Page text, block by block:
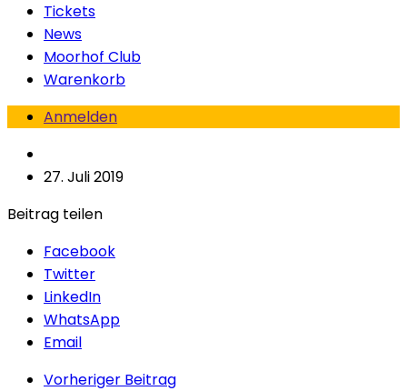
Tickets
News
Moorhof Club
Warenkorb
Anmelden
27. Juli 2019
Beitrag teilen
Facebook
Twitter
LinkedIn
WhatsApp
Email
Vorheriger Beitrag